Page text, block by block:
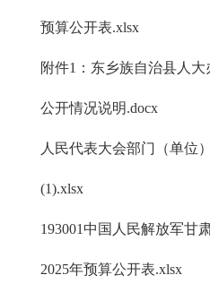
预算公开表.xlsx
附件1：东乡族自治县人
公开情况说明.docx
人民代表大会部门（单位
(1).xlsx
193001中国人民解放军甘
2025年预算公开表.xlsx